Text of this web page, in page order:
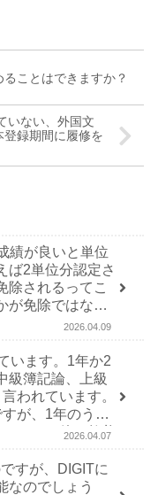
ることはできますか？
いない、外国文
録期間に履修を
績が良いと単位
ば2単位分認定さ
除されるってこ
免除ではなく2
2026.04.09
います。1年か2
級簿記論、上級
われています。
が、1年のうち
いで、他の教養
2026.04.07
すが、DIGITに
なのでしょう